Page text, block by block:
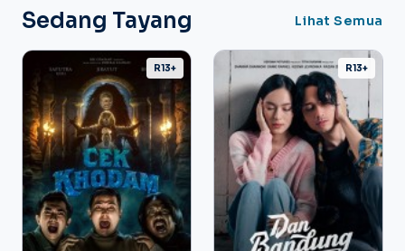
Sedang Tayang Lihat Semua
R13+ R13+